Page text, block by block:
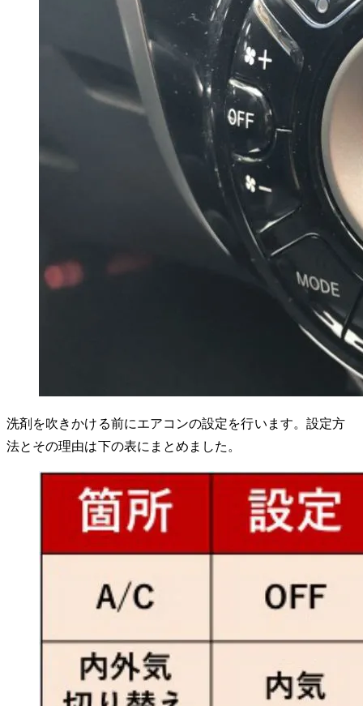
洗剤を吹きかける前にエアコンの設定を行います。設定方
法とその理由は下の表にまとめました。